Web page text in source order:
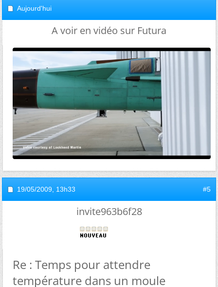
Aujourd'hui
A voir en vidéo sur Futura
19/05/2009, 13h33 #5
invite963b6f28
Re : Temps pour attendre
température dans un moule